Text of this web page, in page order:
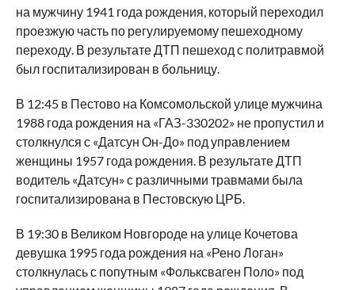
на мужчину 1941 года рождения, который переходил
проезжую часть по регулируемому пешеходному
переходу. В результате ДТП пешеход с политравмой
был госпитализирован в больницу.
В 12:45 в Пестово на Комсомольской улице мужчина
1988 года рождения на «ГАЗ-330202» не пропустил и
столкнулся с «Датсун Он-До» под управлением
женщины 1957 года рождения. В результате ДТП
водитель «Датсун» с различными травмами была
госпитализирована в Пестовскую ЦРБ.
В 19:30 в Великом Новгороде на улице Кочетова
девушка 1995 года рождения на «Рено Логан»
столкнулась с попутным «Фольксваген Поло» под